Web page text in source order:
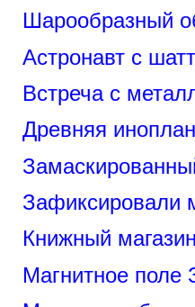
Шарообразный
Астронавт с
Встреча с
Древняя
Зафиксировали
Книжный
Магнитное поле